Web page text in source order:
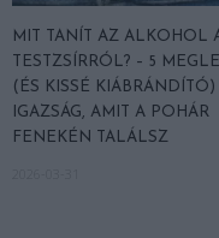
MIT TANÍT AZ ALKOHOL
TESTZSÍRRÓL? – 5
(ÉS KISSÉ KIÁBRÁNDÍTÓ)
IGAZSÁG, AMIT A POHÁR
FENEKÉN TALÁLSZ